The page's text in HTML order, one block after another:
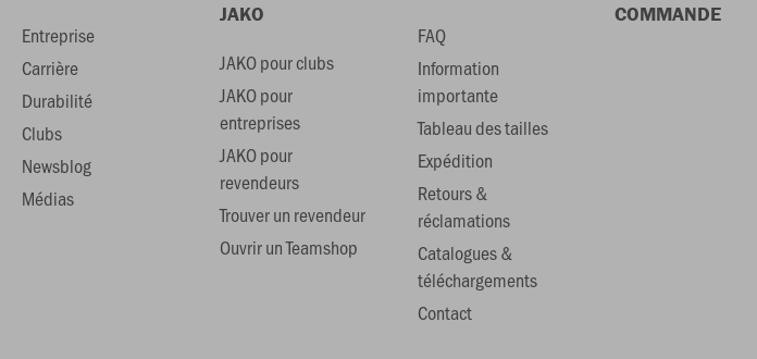
Entreprise
Carrière
Durabilité
Clubs
Newsblog
Médias
JAKO
JAKO pour clubs
JAKO pour
entreprises
JAKO pour
revendeurs
Trouver un revendeur
Ouvrir un Teamshop
FAQ
Information
importante
Tableau des tailles
Expédition
Retours &
réclamations
Catalogues &
téléchargements
Contact
COMMANDE